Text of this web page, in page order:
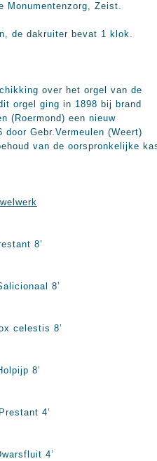
Monumentenzorg, Zeist.
de dakruiter bevat 1 klok.
over het orgel van de
orgel ging in 1898 bij brand
(Roermond) een nieuw
Gebr.Vermeulen (Weert)
van de oorspronkelijke
Prestant 8’
8’
celestis 8’
Holpijp 8’
4’
4’